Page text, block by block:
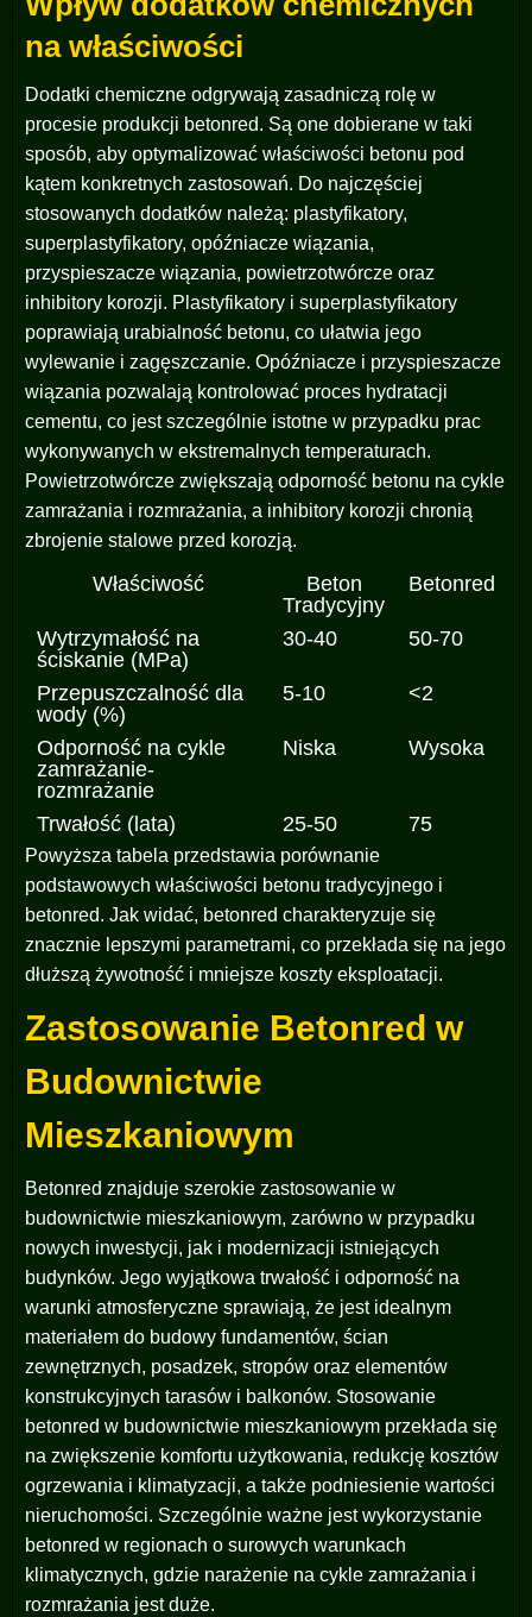
na właściwości
Dodatki chemiczne odgrywają zasadniczą rolę w
procesie produkcji betonred. Są one dobierane w taki
sposób, aby optymalizować właściwości betonu pod
kątem konkretnych zastosowań. Do najczęściej
stosowanych dodatków należą: plastyfikatory,
superplastyfikatory, opóźniacze wiązania,
przyspieszacze wiązania, powietrzotwórcze oraz
inhibitory korozji. Plastyfikatory i superplastyfikatory
poprawiają urabialność betonu, co ułatwia jego
wylewanie i zagęszczanie. Opóźniacze i przyspieszacze
wiązania pozwalają kontrolować proces hydratacji
cementu, co jest szczególnie istotne w przypadku prac
wykonywanych w ekstremalnych temperaturach.
Powietrzotwórcze zwiększają odporność betonu na cykle
zamrażania i rozmrażania, a inhibitory korozji chronią
zbrojenie stalowe przed korozją.
Właściwość
Beton
Tradycyjny
Betonred
Wytrzymałość na
ściskanie (MPa)
30-40 50-70
Przepuszczalność dla
wody (%)
5-10 <2
Odporność na cykle
zamrażanie-
rozmrażanie
Niska Wysoka
Trwałość (lata) 25-50 75
Powyższa tabela przedstawia porównanie
podstawowych właściwości betonu tradycyjnego i
betonred. Jak widać, betonred charakteryzuje się
znacznie lepszymi parametrami, co przekłada się na jego
dłuższą żywotność i mniejsze koszty eksploatacji.
Zastosowanie Betonred w
Budownictwie
Mieszkaniowym
Betonred znajduje szerokie zastosowanie w
budownictwie mieszkaniowym, zarówno w przypadku
nowych inwestycji, jak i modernizacji istniejących
budynków. Jego wyjątkowa trwałość i odporność na
warunki atmosferyczne sprawiają, że jest idealnym
materiałem do budowy fundamentów, ścian
zewnętrznych, posadzek, stropów oraz elementów
konstrukcyjnych tarasów i balkonów. Stosowanie
betonred w budownictwie mieszkaniowym przekłada się
na zwiększenie komfortu użytkowania, redukcję kosztów
ogrzewania i klimatyzacji, a także podniesienie wartości
nieruchomości. Szczególnie ważne jest wykorzystanie
betonred w regionach o surowych warunkach
klimatycznych, gdzie narażenie na cykle zamrażania i
rozmrażania jest duże.